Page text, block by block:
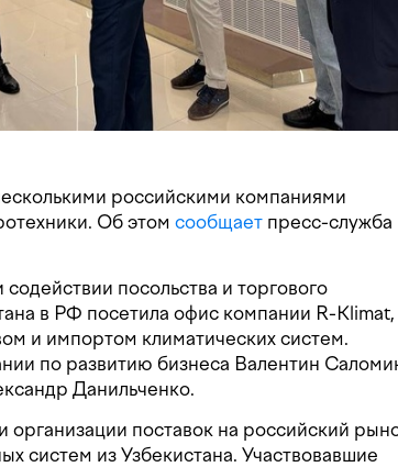
российскими компаниями
Об этом сообщает пресс-служба
посольства и торгового
в РФ посетила офис компании R-Klimat,
и импортом климатических систем.
по развитию бизнеса Валентин
Данильченко.
организации поставок на российский
систем из Узбекистана. Участвовавшие